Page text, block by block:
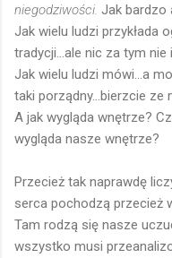
niegodziwości. Jak bardzo
Jak wielu ludzi przykłada
tradycji...ale nic za tym nie
Jak wielu ludzi mówi...a
taki porządny...bierzcie ze
A jak wygląda wnętrze?
wygląda nasze wnętrze?
Przecież tak naprawdę
serca pochodzą przecież
Tam rodzą się nasze
wszystko musi